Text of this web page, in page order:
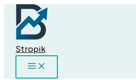
Перейти
содержимому
Stropik